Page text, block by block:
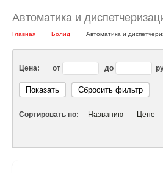
Автоматика и
Главная Болид Автоматика и
Цена: от до
Показать Сбросить фильтр
Сортировать по: Названию Цене